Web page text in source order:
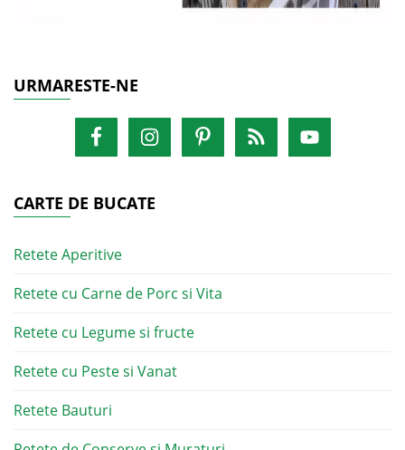
URMARESTE-NE
CARTE DE BUCATE
Retete Aperitive
Retete cu Carne de Porc si Vita
Retete cu Legume si fructe
Retete cu Peste si Vanat
Retete Bauturi